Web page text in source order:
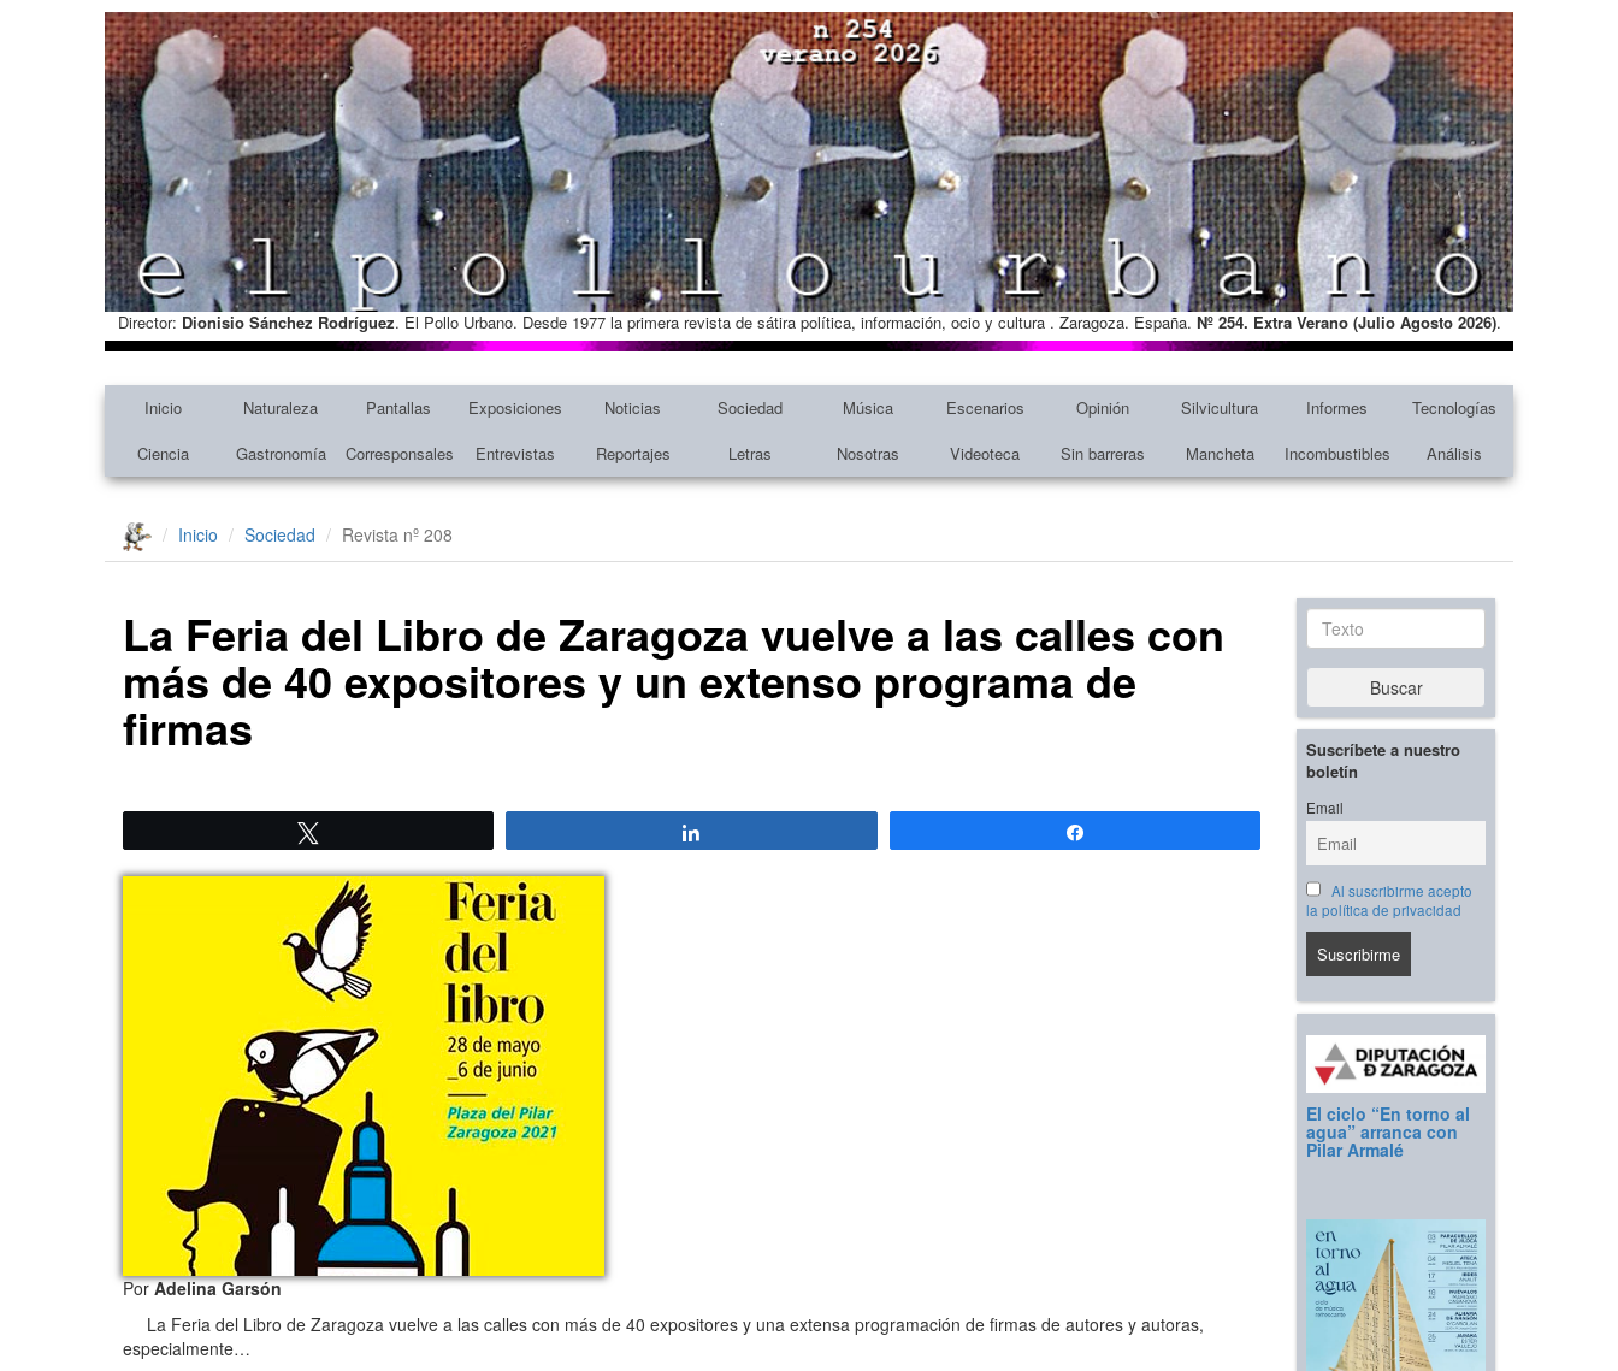
Director: Dionisio Sánchez Rodríguez. El Pollo Urbano. Desde 1977 la primera revista de sátira política, información, ocio y cultura . Zaragoza. España. Nº 254. Extra Verano (Julio Agosto 2026).
Inicio Naturaleza Pantallas Exposiciones Noticias Sociedad Música Escenarios Opinión Silvicultura Informes
Tecnologías
Ciencia
Gastronomía Corresponsales Entrevistas Reportajes Letras Nosotras Videoteca Sin barreras Mancheta Incombustibles Análisis
Inicio Sociedad Revista nº 208
La Feria del Libro de Zaragoza vuelve a las calles con
más de 40 expositores y un extenso programa de
firmas
PorAdelina Garsón
La Feria del Libro de Zaragoza vuelve a las calles con más de 40 expositores y una extensa programación de firmas de autores y autoras,
especialmente…
Texto
Buscar
Suscríbete a nuestro
boletín
Email
Al suscribirme acepto
la política de privacidad
El ciclo “En torno al
agua” arranca con
Pilar Armalé